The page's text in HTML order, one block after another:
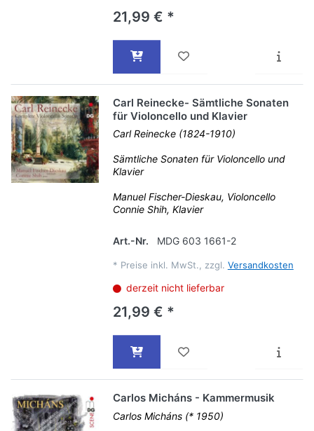
21,99 € *
Carl Reinecke- Sämtliche Sonaten
für Violoncello und Klavier
Carl Reinecke (1824-1910)
Sämtliche Sonaten für Violoncello und
Klavier
Manuel Fischer-Dieskau, Violoncello
Connie Shih, Klavier
Art.-Nr. MDG 603 1661-2
* Preise inkl. MwSt., zzgl. Versandkosten
derzeit nicht lieferbar
21,99 € *
Carlos Micháns - Kammermusik
Carlos Micháns (* 1950)